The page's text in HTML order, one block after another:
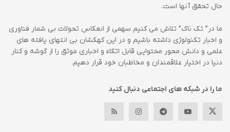
حال تحقق آنها است.
ما در” تک ناک” تلاش می کنیم سهمی از انعکاس تحولات بی شمار فناوری
و اخبار تکنولوژی داشته باشیم و در این کهکشان بی انتهای یافته های
علمی و دانش محور محتوایی قابل اتکاء و اخباری موثق را از گوشه و کنار
دنیا در اختیار علاقمندان و مخاطبان خود قرار دهیم.
ما را در شبکه های اجتماعی دنبال کنید